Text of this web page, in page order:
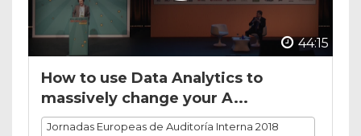
44:15
How to use Data Analytics to
massively change your A...
Jornadas Europeas de Auditoría Interna 2018